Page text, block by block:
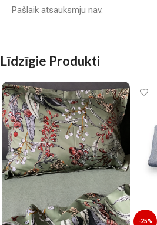
Pašlaik atsauksmju nav.
Līdzīgie Produkti
-25%